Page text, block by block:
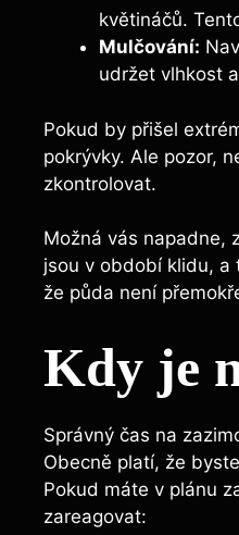
květináčů.
Mulčování:
udržet vlhkost
Pokud by přišel
pokrývky. Ale pozor,
zkontrolovat.
Možná vás napadne,
jsou v období klidu, a
že půda není
Kdy je
Správný čas na
Obecně platí, že
Pokud máte v plánu
zareagovat: